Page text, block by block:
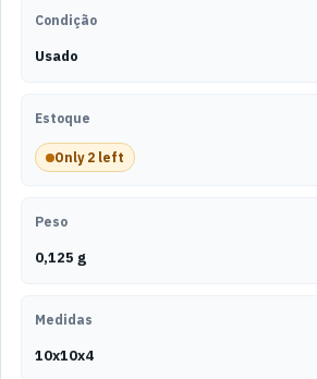
Condição
Usado
Estoque
Only 2 left
Peso
0,125 g
Medidas
10x10x4